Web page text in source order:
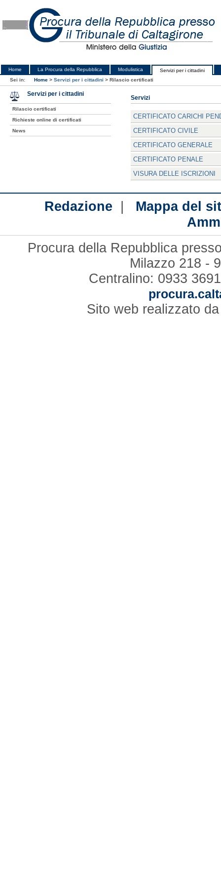
Home La Procura della Repubblica Modulistica
Servizi per i cittadini
Sei in:
Home > Servizi per i cittadini > Rilascio certificati
Servizi
CERTIFICATO CARICHI
CERTIFICATO CIVILE
CERTIFICATO GENERALE
CERTIFICATO PENALE
VISURA DELLE ISCRIZIONI
Servizi per i cittadini
Rilascio certificati
Richieste online di certificati
News
Redazione
Mappa del
Procura della Repubblica
Milazzo 218 -
Centralino: 0933
Sito web realizzato